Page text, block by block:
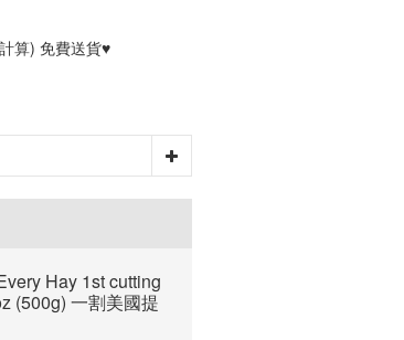
算) 免費送貨♥
Hay 1st cutting
(500g) 一割美國提